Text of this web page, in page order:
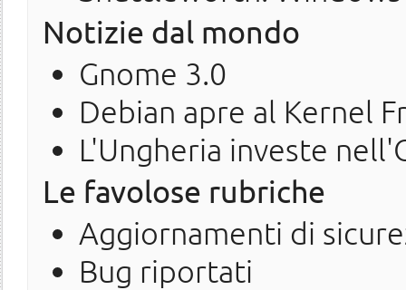
Notizie dal mondo
Gnome 3.0
Debian apre al Kernel
L'Ungheria investe
Le favolose rubriche
Aggiornamenti di
Bug riportati